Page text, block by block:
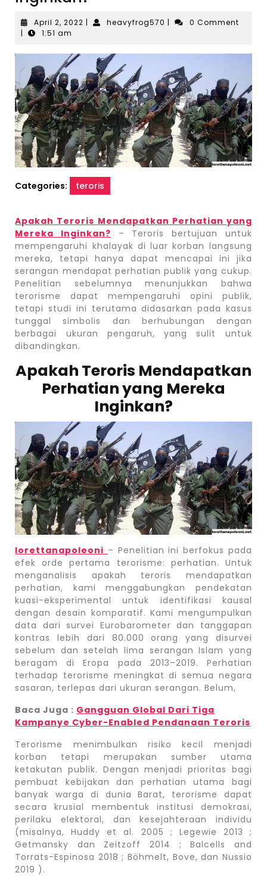
April 2, 2022 April
| heavyfrog570 heavyfrog570
|
0 Comment
|
1:51 am
Categories: teroris
Apakah Teroris Mendapatkan Perhatian yang
Mereka Inginkan? – Teroris bertujuan untuk
mempengaruhi khalayak di luar korban langsung
mereka, tetapi hanya dapat mencapai ini jika
serangan mendapat perhatian publik yang cukup.
Penelitian sebelumnya menunjukkan bahwa
terorisme dapat mempengaruhi opini publik,
tetapi studi ini terutama didasarkan pada kasus
tunggal simbolis dan berhubungan dengan
berbagai ukuran pengaruh, yang sulit untuk
dibandingkan.
Apakah Teroris Mendapatkan
Perhatian yang Mereka
Inginkan?
lorettanapoleoni – Penelitian ini berfokus pada
efek orde pertama terorisme: perhatian. Untuk
menganalisis apakah teroris mendapatkan
perhatian, kami menggabungkan pendekatan
kuasi-eksperimental untuk identifikasi kausal
dengan desain komparatif. Kami mengumpulkan
data dari survei Eurobarometer dan tanggapan
kontras lebih dari 80.000 orang yang disurvei
sebelum dan setelah lima serangan Islam yang
beragam di Eropa pada 2013–2019. Perhatian
terhadap terorisme meningkat di semua negara
sasaran, terlepas dari ukuran serangan. Belum,
Baca Juga : Gangguan Global Dari Tiga
Kampanye Cyber-Enabled Pendanaan Teroris
Terorisme menimbulkan risiko kecil menjadi
korban tetapi merupakan sumber utama
ketakutan publik. Dengan menjadi prioritas bagi
pembuat kebijakan dan perhatian utama bagi
banyak warga di dunia Barat, terorisme dapat
secara krusial membentuk institusi demokrasi,
perilaku elektoral, dan kesejahteraan individu
(misalnya, Huddy et al. 2005 ; Legewie 2013 ;
Getmansky dan Zeitzoff 2014 ; Balcells and
Torrats-Espinosa 2018 ; Böhmelt, Bove, dan Nussio
2019 ).